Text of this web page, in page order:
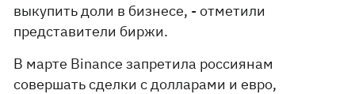
выкупить доли в бизнесе, - отметили
представители биржи.
В марте Binance запретила россиянам
совершать сделки с долларами и евро,